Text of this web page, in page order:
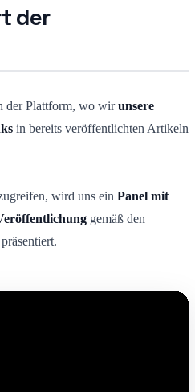
der
der Plattform, wo wirunsere
in bereits veröffentlichten Artikeln
wird uns ein Panel mit
gemäß den